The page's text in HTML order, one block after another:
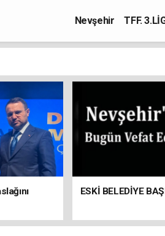
Nevşehir TFF.
ESKİ BELEDİYE